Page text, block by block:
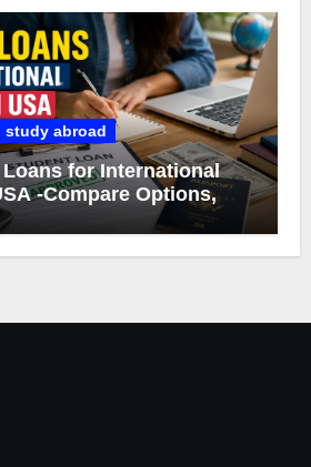
study abroad
for International
-Compare Options,
Borrowing Tips